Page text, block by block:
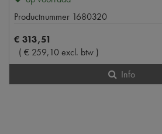
Productnummer 1680320
€ 313,51
( € 259,10excl. btw )
Info